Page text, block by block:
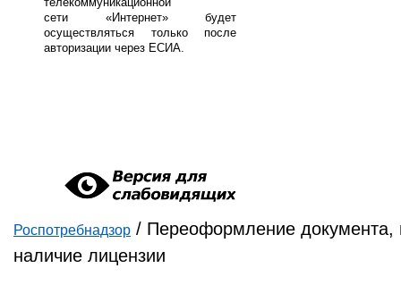
сети «Интернет» будет
осуществляться только после
авторизации через ЕСИА.
Роспотребнадзор / Переоформление
наличие лицензии